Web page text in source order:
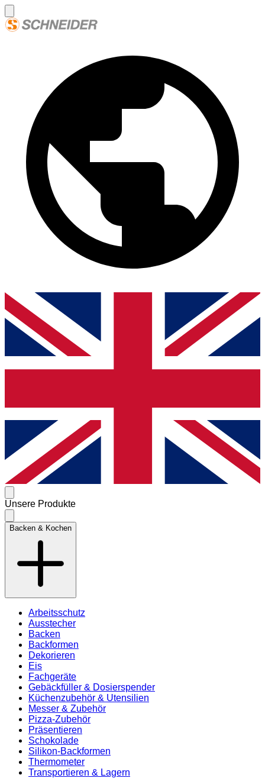
Unsere Produkte
Backen & Kochen
Arbeitsschutz
Ausstecher
Backen
Backformen
Dekorieren
Eis
Fachgeräte
Gebäckfüller & Dosierspender
Küchenzubehör & Utensilien
Messer & Zubehör
Pizza-Zubehör
Präsentieren
Schokolade
Silikon-Backformen
Thermometer
Transportieren & Lagern